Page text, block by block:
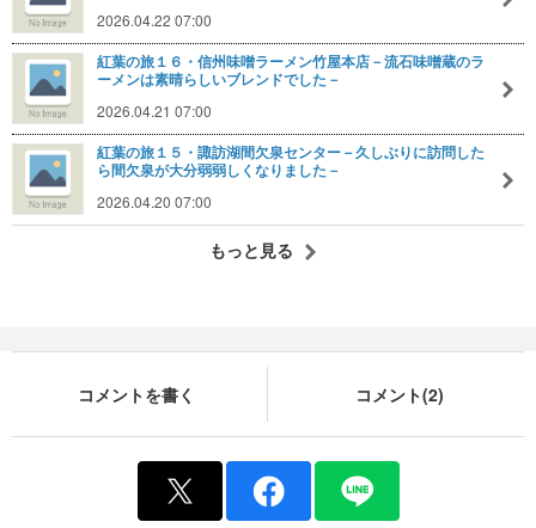
2026.04.22 07:00
紅葉の旅１６・信州味噌ラーメン竹屋本店－流石味噌蔵のラ
ーメンは素晴らしいブレンドでした－
2026.04.21 07:00
紅葉の旅１５・諏訪湖間欠泉センター－久しぶりに訪問した
ら間欠泉が大分弱弱しくなりました－
2026.04.20 07:00
もっと見る
コメントを書く コメント(2)